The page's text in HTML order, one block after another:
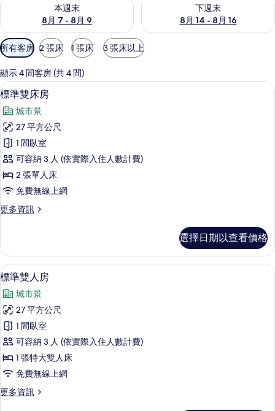
本週末
8月 7 - 8月 9
下週末
8月 14 - 8月 16
可
用
的
客
房
篩
選
條
件
所有客房 2 張床 1 張床 3 張床以上
顯示 4 間客房 (共 4 間)
顯
示
標
準
雙
床
房
所
相
片
標準雙床房 | 書桌、免費無線上網、床
13
標準雙床房
城市景
27 平方公尺
1 間臥室
可容納 3 人 (依實際入住人數計費)
2 張單人床
免費無線上網
更多資訊
更
雙
床
房
詳
情
選擇日期以查看價格
顯
示
標
準
雙
人
房
所
標準雙人房 | 書桌、免費無線上網、床
19
標準雙人房
城市景
27 平方公尺
1 間臥室
可容納 3 人 (依實際入住人數計費)
1 張特大雙人床
免費無線上網
更多資訊
更